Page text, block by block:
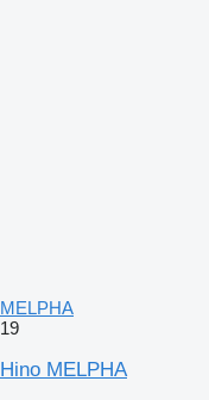
MELPHA
19
Hino MELPHA